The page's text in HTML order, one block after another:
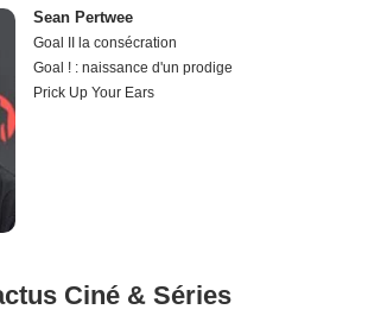
Sean Pertwee
Goal II la consécration
Goal ! : naissance d'un prodige
Prick Up Your Ears
Ciné & Séries